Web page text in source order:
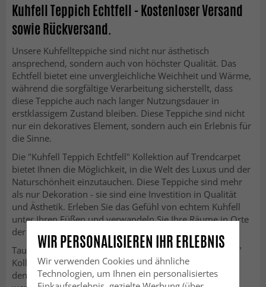
Kuhfell Teppich Echtfell - Kostenloser Versand
sowie Rückversand.
Unsere Kuhfellteppiche sind nicht nur ästhetisch
ansprechend, sondern auch von höchster Qualität. Das
Echtfell bietet eine unvergleichliche Weichheit und Wärme,
während die sorgfältige Verarbeitung sicherstellt, dass
diese Teppiche auch nach langer Nutzungsdauer in
erstklassigem Zustand bleiben. Diese Teppiche sind nicht
nur ein dekoratives Element, sondern auch ein Erlebnis für
die Sinne.
Die "Kuhfell Teppich Echtfell" Kollektion auf Trendcarpet
bietet Ihnen die Möglichkeit, in die Welt des Luxus und der
Naturschönheit einzutauchen. Diese Teppiche sind mehr
als nur Dekoration - sie sind eine Investition in Qualität
und Ästhetik. Erleben Sie das Gefühl von echtem Kuhfell
unter Ihren Füßen und verwandeln Sie Ihre Räume in Orte
der Eleganz und Raffinesse.
Tauchen Sie ein in die Welt der "Kuhfell Teppich Echtfell"
Kollektion und entdecken Sie die zeitlose Schönheit und
den Luxus, den diese Teppiche in Ihr Zuhause bringen
WIR PERSONALISIEREN IHR ERLEBNIS
Wir verwenden Cookies und ähnliche
Technologien, um Ihnen ein personalisiertes